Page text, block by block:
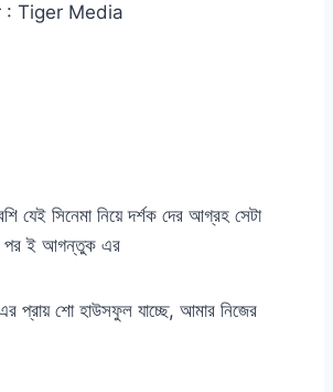
: Tiger Media
যেই সিনেমা নিয়ে দর্শক দের আগ্রহ সেটা
পর ই আগন্তুক এর
শো হাউসফুল যাচ্ছে, আমার নিজের